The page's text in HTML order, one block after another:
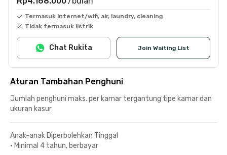
Termasuk internet/wifi, air, laundry, cleaning
Tidak termasuk listrik
Join Waiting List
Chat Rukita
Aturan Tambahan Penghuni
Jumlah penghuni maks. per kamar tergantung tipe kamar dan
ukuran kasur
Anak-anak Diperbolehkan Tinggal
• Minimal 4 tahun, berbayar